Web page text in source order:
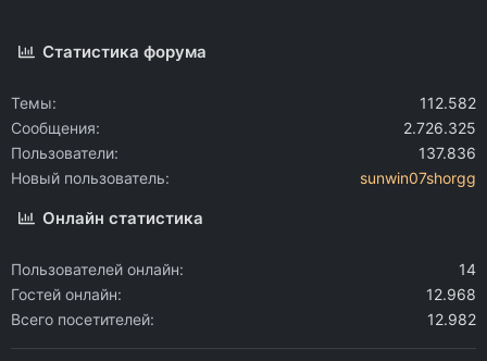
Статистика форума
Темы
112.582
Сообщения
2.726.325
Пользователи
137.836
Новый пользователь
sunwin07shorgg
Онлайн статистика
Пользователей онлайн
14
Гостей онлайн
12.968
Всего посетителей
12.982